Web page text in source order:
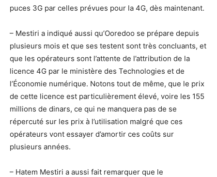
puces 3G par celles prévues pour la 4G, dès maintenant.
– Mestiri a indiqué aussi qu’Ooredoo se prépare depuis
plusieurs mois et que ses testent sont très concluants, et
que les opérateurs sont l’attente de l’attribution de la
licence 4G par le ministère des Technologies et de
l’Économie numérique. Notons tout de même, que le prix
de cette licence est particulièrement élevé, voire les 155
millions de dinars, ce qui ne manquera pas de se
répercuté sur les prix à l’utilisation malgré que ces
opérateurs vont essayer d’amortir ces coûts sur
plusieurs années.
– Hatem Mestiri a aussi fait remarquer que le